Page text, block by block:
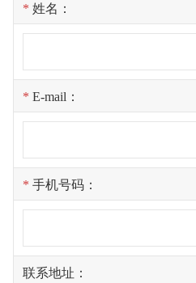
* 姓名：
* E-mail：
* 手机号码：
联系地址：